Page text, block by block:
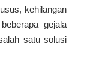
kehilangan
gejala
satu solusi